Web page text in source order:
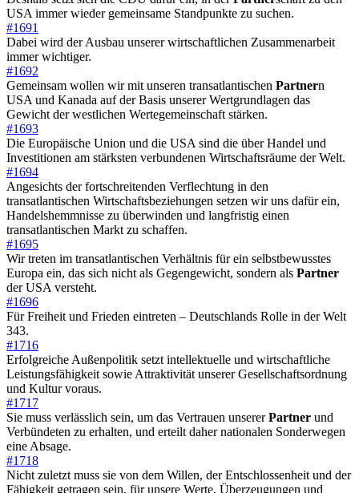
USA immer wieder gemeinsame Standpunkte zu suchen.
#1691
Dabei wird der Ausbau unserer wirtschaftlichen Zusammenarbeit
immer wichtiger.
#1692
Gemeinsam wollen wir mit unseren transatlantischen Partnern
USA und Kanada auf der Basis unserer Wertgrundlagen das
Gewicht der westlichen Wertegemeinschaft stärken.
#1693
Die Europäische Union und die USA sind die über Handel und
Investitionen am stärksten verbundenen Wirtschaftsräume der Welt.
#1694
Angesichts der fortschreitenden Verflechtung in den
transatlantischen Wirtschaftsbeziehungen setzen wir uns dafür ein,
Handelshemmnisse zu überwinden und langfristig einen
transatlantischen Markt zu schaffen.
#1695
Wir treten im transatlantischen Verhältnis für ein selbstbewusstes
Europa ein, das sich nicht als Gegengewicht, sondern als Partner
der USA versteht.
#1696
Für Freiheit und Frieden eintreten – Deutschlands Rolle in der Welt
343.
#1716
Erfolgreiche Außenpolitik setzt intellektuelle und wirtschaftliche
Leistungsfähigkeit sowie Attraktivität unserer Gesellschaftsordnung
und Kultur voraus.
#1717
Sie muss verlässlich sein, um das Vertrauen unsererPartner und
Verbündeten zu erhalten, und erteilt daher nationalen Sonderwegen
eine Absage.
#1718
Nicht zuletzt muss sie von dem Willen, der Entschlossenheit und der
Fähigkeit getragen sein, für unsere Werte, Überzeugungen und